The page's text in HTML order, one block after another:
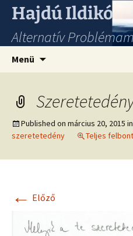
Hajdú Ildikó
Alternatív
Menü
Published on március 20, 2015 in
szeretetedény
Teljes
← Előző